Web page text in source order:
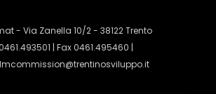
- Via Zanella 10/2 - 38122 Trento
| Fax 0461.495460 |